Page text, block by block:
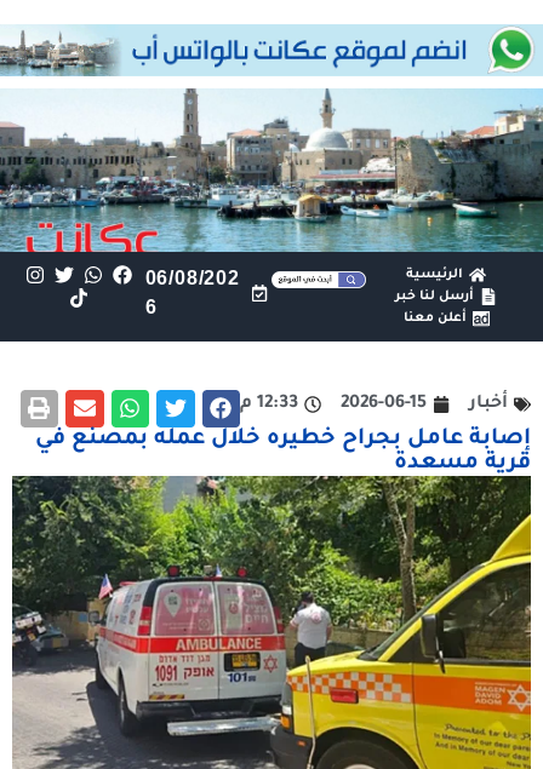
الرئيسية
أرسل لنا خبر
أعلن معنا
06/08/202
6
أخبار 2026-06-15 12:33 م
إصابة عامل بجراح خطيره خلال عمله بمصنع في
قرية مسعدة